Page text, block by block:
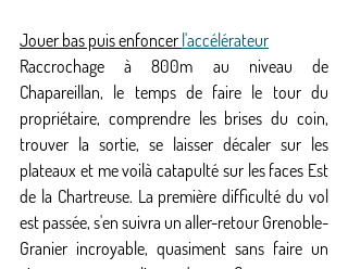
Jouer bas puis enfoncer l'accélérateur
Raccrochage à 800m au niveau de
Chapareillan, le temps de faire le tour du
propriétaire, comprendre les brises du coin,
trouver la sortie, se laisser décaler sur les
plateaux et me voilà catapulté sur les faces Est
de la Chartreuse. La première difficulté du vol
est passée, s'en suivra un aller-retour Grenoble-
Granier incroyable, quasiment sans faire un